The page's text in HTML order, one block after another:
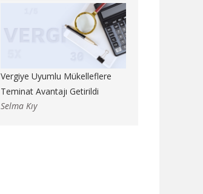
Vergiye Uyumlu Mükelleflere
Teminat Avantajı Getirildi
Selma Kıy